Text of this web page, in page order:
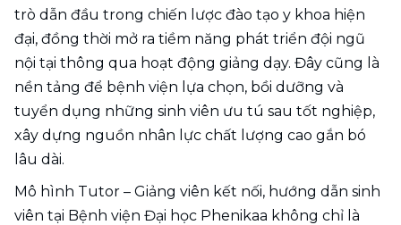
trò dẫn đầu trong chiến lược đào tạo y khoa hiện
đại, đồng thời mở ra tiềm năng phát triển đội ngũ
nội tại thông qua hoạt động giảng dạy. Đây cũng là
nền tảng để bệnh viện lựa chọn, bồi dưỡng và
tuyển dụng những sinh viên ưu tú sau tốt nghiệp,
xây dựng nguồn nhân lực chất lượng cao gắn bó
lâu dài.
Mô hình Tutor – Giảng viên kết nối, hướng dẫn sinh
viên tại Bệnh viện Đại học Phenikaa không chỉ là